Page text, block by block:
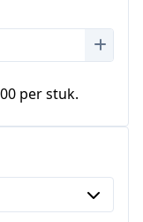
per stuk.